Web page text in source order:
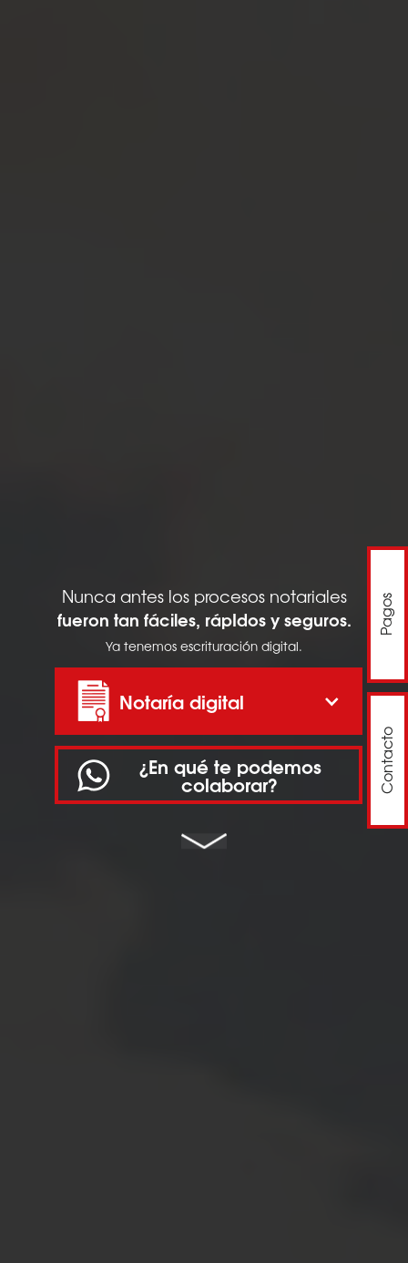
Nunca antes los procesos notariales
fueron tan fáciles, rápIdos y seguros.
Ya tenemos escrituración digital.
Notaría digital
¿En qué te podemos
colaborar?
Pagos
Contacto
Pagos
Contacto